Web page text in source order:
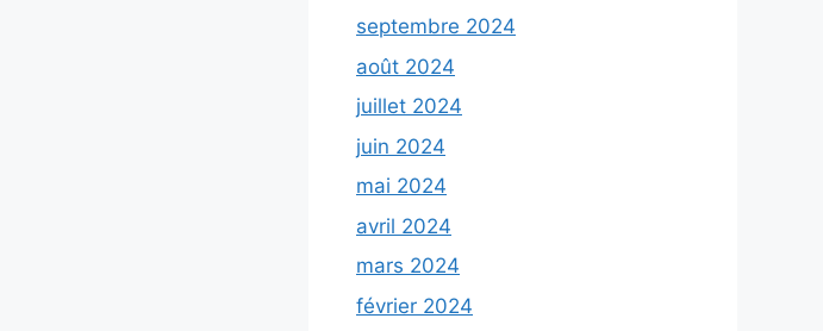
septembre 2024
août 2024
juillet 2024
juin 2024
mai 2024
avril 2024
mars 2024
février 2024